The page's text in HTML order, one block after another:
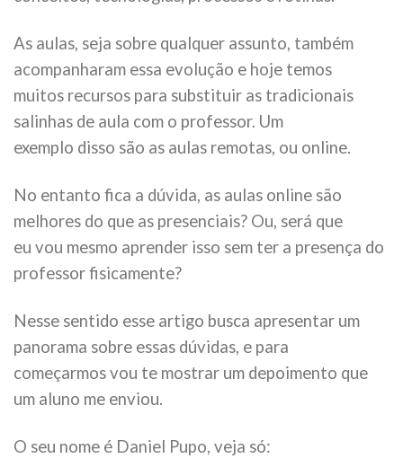
As aulas, seja sobre qualquer assunto, também
acompanharam essa evolução e hoje temos
muitos recursos para substituir as tradicionais
salinhas de aula com o professor. Um
exemplo disso são as aulas remotas, ou online.
No entanto fica a dúvida, as aulas online são
melhores do que as presenciais? Ou, será que
eu vou mesmo aprender isso sem ter a presença do
professor fisicamente?
Nesse sentido esse artigo busca apresentar um
panorama sobre essas dúvidas, e para
começarmos vou te mostrar um depoimento que
um aluno me enviou.
O seu nome é Daniel Pupo, veja só: